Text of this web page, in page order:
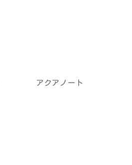
アクアノート